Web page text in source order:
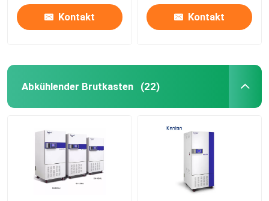
Kontakt Kontakt
Abkühlender Brutkasten (22)